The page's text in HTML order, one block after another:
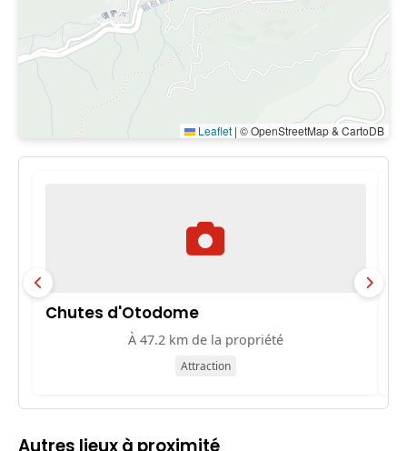
Leaflet | © OpenStreetMap & CartoDB
Chutes d'Otodome
À 47.2 km de la propriété
Attraction